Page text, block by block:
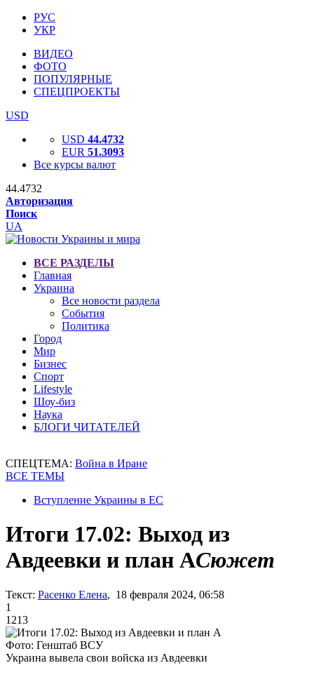
РУС
УКР
ВИДЕО
ФОТО
ПОПУЛЯРНЫЕ
СПЕЦПРОЕКТЫ
USD
USD 44.4732
EUR 51.3093
Все курсы валют
44.4732
Авторизация
Поиск
UA
ВСЕ РАЗДЕЛЫ
Главная
Украина
Все новости раздела
События
Политика
Город
Мир
Бизнес
Спорт
Lifestyle
Шоу-биз
Наука
БЛОГИ ЧИТАТЕЛЕЙ
СПЕЦТЕМА: Война в Иране
ВСЕ ТЕМЫ
Вступление Украины в ЕС
Итоги 17.02: Выход из
Авдеевки и план АСюжет
Текст: Расенко Елена, 18 февраля 2024, 06:58
1
1213
Фото: Генштаб ВСУ
Украина вывела свои войска из Авдеевки